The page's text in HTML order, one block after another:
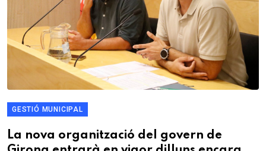
GESTIÓ MUNICIPAL
La nova organització del govern de